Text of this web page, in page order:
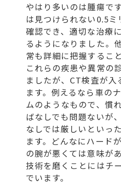
やはり多いのは腫瘍で
は見つけられない0.5
確認でき、適切な治療
るようになりました。
常も詳細に把握するこ
これらの疾患や異常の
ましたが、CT検査が入
ます。例えるなら車の
ムのようなもので、慣
ばなしでも問題ないが
なしでは厳しいといっ
ます。どんなにハード
の腕が悪くては意味が
技術を磨くことにはチ
でいます。